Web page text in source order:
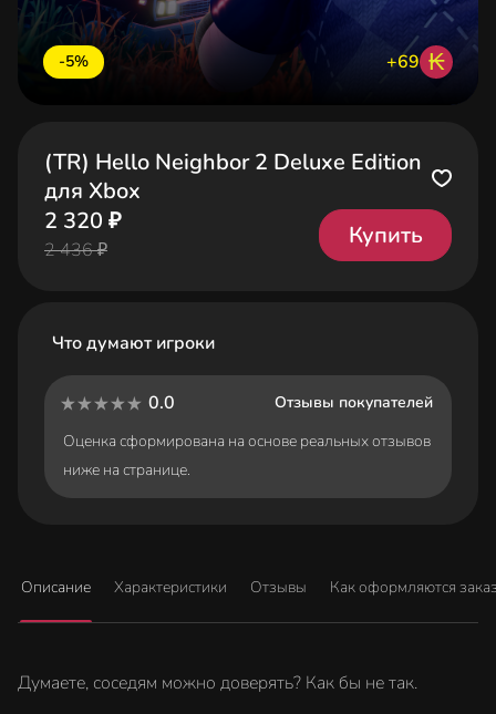
-5% +69 ₭
(TR) Hello Neighbor 2 Deluxe Edition
для Xbox
2 320 ₽
2 436 ₽
Купить
Что думают игроки
0.0
Отзывы покупателей
Оценка сформирована на основе реальных отзывов
ниже на странице.
Описание Характеристики Отзывы Как оформляются
Думаете, соседям можно доверять? Как бы не так.